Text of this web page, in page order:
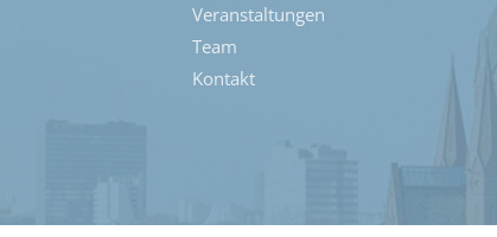
Veranstaltungen
Team
Kontakt